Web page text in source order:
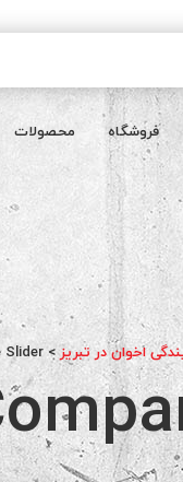
فروشگاه محصولات
اخوان در تبریز>
Slider